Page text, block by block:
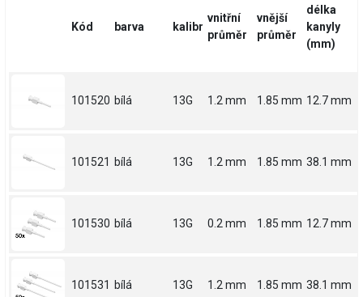
Kód barva kalibr
vnitřní
průměr
vnější
průměr
délka
kanyly
(mm)
101520 bílá 13G 1.2 mm 1.85 mm 12.7 mm
101521 bílá 13G 1.2 mm 1.85 mm 38.1 mm
101530 bílá 13G 0.2 mm 1.85 mm 12.7 mm
101531 bílá 13G 1.2 mm 1.85 mm 38.1 mm